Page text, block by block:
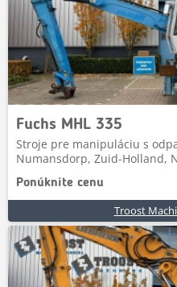
Fuchs MHL 335
Stroje pre manipuláciu s
Numansdorp, Zuid-Holland,
Ponúknite cenu
Troost